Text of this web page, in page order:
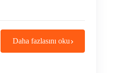
Daha fazlasını oku